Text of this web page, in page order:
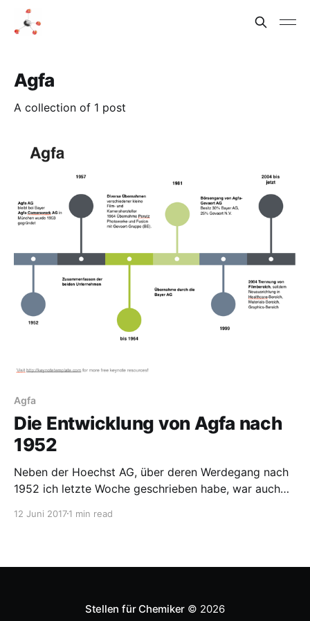
Agfa
A collection of 1 post
Agfa
Die Entwicklung von Agfa nach
1952
Neben der Hoechst AG, über deren Werdegang nach
1952 ich letzte Woche geschrieben habe, war auch
1952 Auch hier habe ich eine Zeitleiste erstellt, die
http://keynotetemplate.com. Die
12 Juni 20171 min read
Stellen für Chemiker © 2026